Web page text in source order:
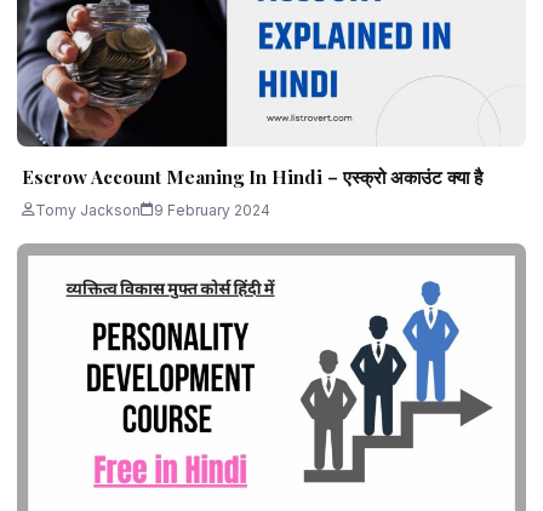
Escrow Account Meaning In Hindi – एस्क्रो अकाउंट क्या है
Tomy Jackson 9 February 2024